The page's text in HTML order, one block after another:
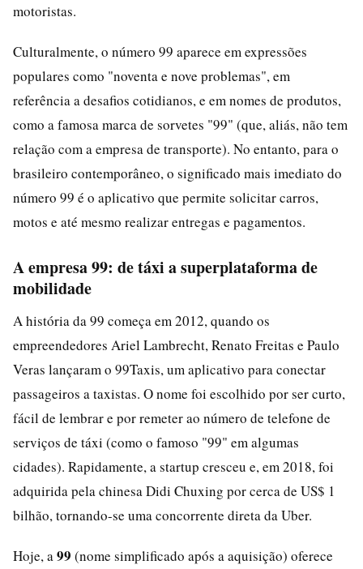
motoristas.
Culturalmente, o número 99 aparece em expressões
populares como "noventa e nove problemas", em
referência a desafios cotidianos, e em nomes de produtos,
como a famosa marca de sorvetes "99" (que, aliás, não tem
relação com a empresa de transporte). No entanto, para o
brasileiro contemporâneo, o significado mais imediato do
número 99 é o aplicativo que permite solicitar carros,
motos e até mesmo realizar entregas e pagamentos.
A empresa 99: de táxi a superplataforma de
mobilidade
A história da 99 começa em 2012, quando os
empreendedores Ariel Lambrecht, Renato Freitas e Paulo
Veras lançaram o 99Taxis, um aplicativo para conectar
passageiros a taxistas. O nome foi escolhido por ser curto,
fácil de lembrar e por remeter ao número de telefone de
serviços de táxi (como o famoso "99" em algumas
cidades). Rapidamente, a startup cresceu e, em 2018, foi
adquirida pela chinesa Didi Chuxing por cerca de US$ 1
bilhão, tornando-se uma concorrente direta da Uber.
Hoje, a 99 (nome simplificado após a aquisição) oferece